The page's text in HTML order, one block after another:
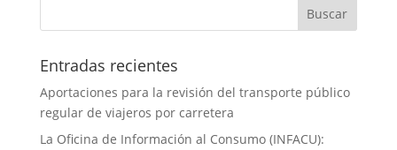
Entradas recientes
Aportaciones para la revisión del transporte público
regular de viajeros por carretera
La Oficina de Información al Consumo (INFACU):